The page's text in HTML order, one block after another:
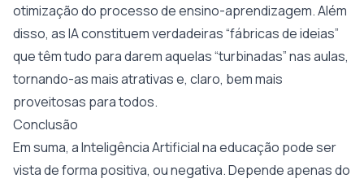
otimização do processo de ensino-aprendizagem. Além
disso, as IA constituem verdadeiras “fábricas de ideias”
que têm tudo para darem aquelas “turbinadas” nas aulas,
tornando-as mais atrativas e, claro, bem mais
proveitosas para todos.
Conclusão
Em suma, a Inteligência Artificial na educação pode ser
vista de forma positiva, ou negativa. Depende apenas do